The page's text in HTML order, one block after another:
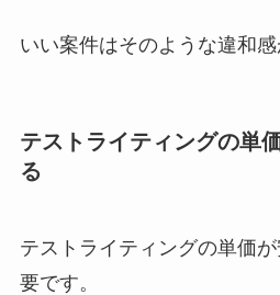
いい案件はそのような違和感
テストライティングの単
る
テストライティングの単価
要です。